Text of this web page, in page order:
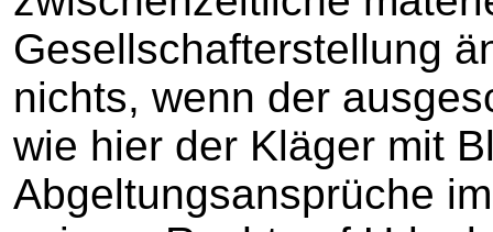
Gesellschafterstellung
nichts, wenn der
wie hier der Kläger mit
Abgeltungsansprüche